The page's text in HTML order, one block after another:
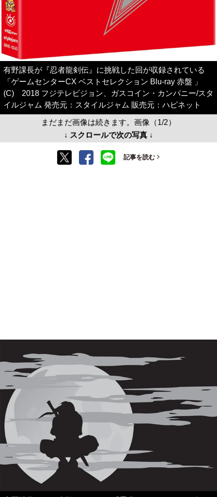
有野課長が『忍者龍剣伝』に挑戦した回が収録されている
「ゲームセンターCX ベストセレクション Blu-ray 赤盤 」
(C) 2018 フジテレビジョン、ガスコイン・カンパニー/スタ
イルジャム 発売元：スタイルジャム 販売元：ハピネット
まだまだ画像は続きます。画像（1/2）
↓ スクロールで次の写真 ↓
記事を読む